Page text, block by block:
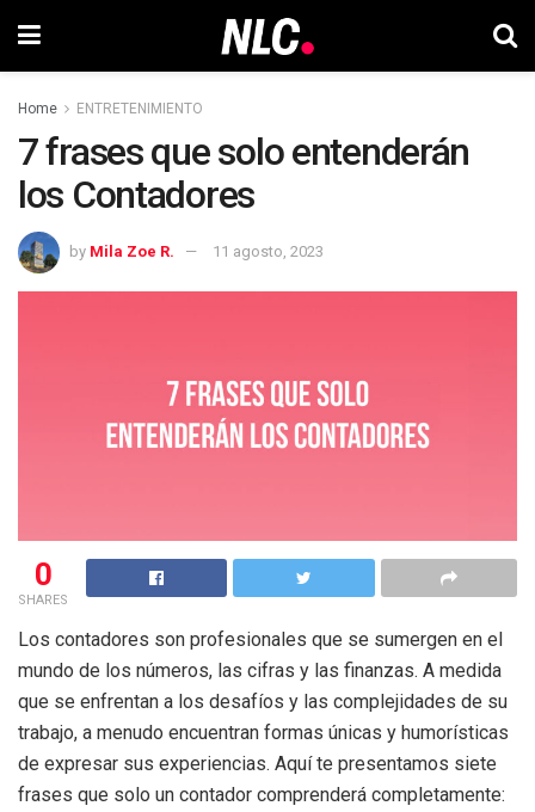
Home ENTRETENIMIENTO
7 frases que solo entenderán
los Contadores
by Mila Zoe R. 11 agosto, 2023
0
SHARES
Los contadores son profesionales que se sumergen en el
mundo de los números, las cifras y las finanzas. A medida
que se enfrentan a los desafíos y las complejidades de su
trabajo, a menudo encuentran formas únicas y humorísticas
de expresar sus experiencias. Aquí te presentamos siete
frases que solo un contador comprenderá completamente: